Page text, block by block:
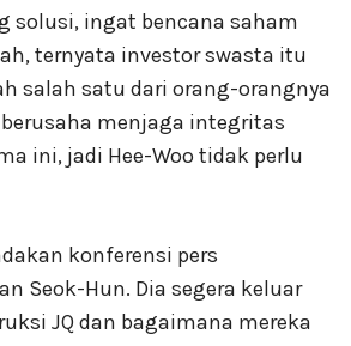
solusi, ingat bencana saham
ternyata investor swasta itu
salah satu dari orang-orangnya
menjaga integritas
ini, jadi Hee-Woo tidak perlu
konferensi pers
Seok-Hun. Dia segera keluar
JQ dan bagaimana mereka